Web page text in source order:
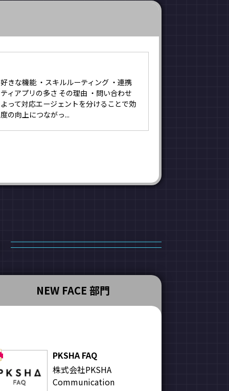
きな機能 ・スキルルーティング ・連携
ィアプリの多さ その理由 ・問い合わせ
って対応エージェントを分けることで効
の向上につながっ...
NEW FACE 部門
PKSHA FAQ
株式会社PKSHA
Communication